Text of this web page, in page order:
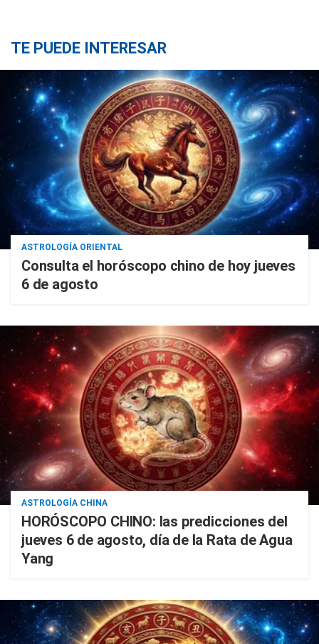
TE PUEDE INTERESAR
ASTROLOGÍA ORIENTAL
Consulta el horóscopo chino de hoy jueves
6 de agosto
ASTROLOGÍA CHINA
HORÓSCOPO CHINO: las predicciones del
jueves 6 de agosto, día de la Rata de Agua
Yang